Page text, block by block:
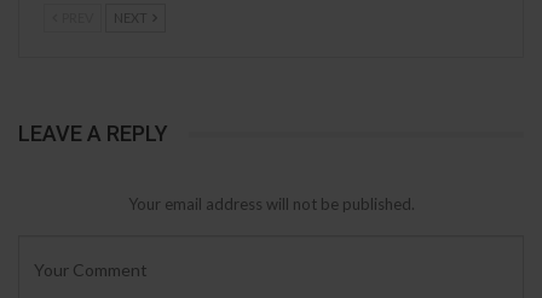
NEXT
LEAVE A REPLY
Your email address will not be published.